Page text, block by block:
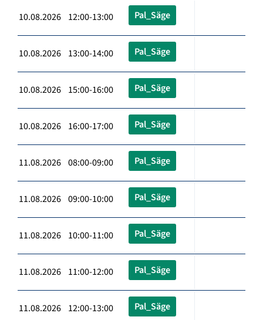
10.08.2026 12:00-13:00 Pal_Säge
10.08.2026 13:00-14:00 Pal_Säge
10.08.2026 15:00-16:00 Pal_Säge
10.08.2026 16:00-17:00 Pal_Säge
11.08.2026 08:00-09:00 Pal_Säge
11.08.2026 09:00-10:00 Pal_Säge
11.08.2026 10:00-11:00 Pal_Säge
11.08.2026 11:00-12:00 Pal_Säge
11.08.2026 12:00-13:00 Pal_Säge